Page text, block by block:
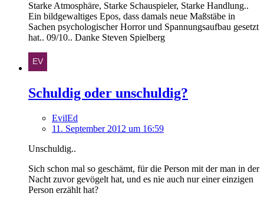
Starke Atmosphäre, Starke Schauspieler, Starke Handlung..
Ein bildgewaltiges Epos, dass damals neue Maßstäbe in
Sachen psychologischer Horror und Spannungsaufbau gesetzt
hat.. 09/10.. Danke Steven Spielberg
Schuldig oder unschuldig?
EvilEd
11. September 2012 um 16:59
Unschuldig..
Sich schon mal so geschämt, für die Person mit der man in der
Nacht zuvor gevögelt hat, und es nie auch nur einer einzigen
Person erzählt hat?